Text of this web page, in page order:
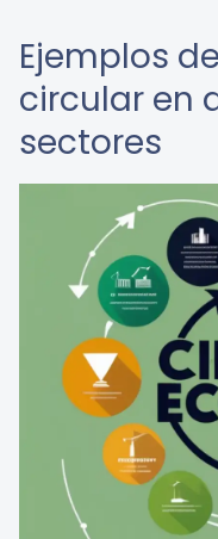
Ejemplos
circular en
sectores